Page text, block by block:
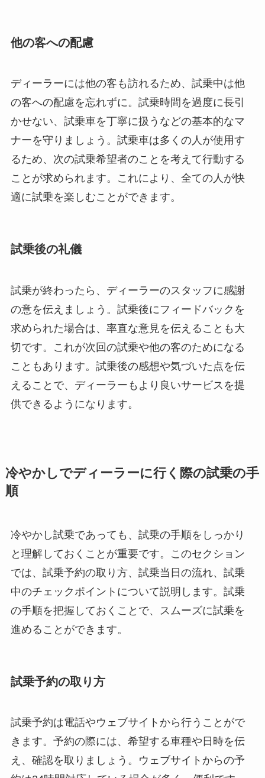
他の客への配慮
ディーラーには他の客も訪れるため、試乗中は他
の客への配慮を忘れずに。試乗時間を過度に長引
かせない、試乗車を丁寧に扱うなどの基本的なマ
ナーを守りましょう。試乗車は多くの人が使用す
るため、次の試乗希望者のことを考えて行動する
ことが求められます。これにより、全ての人が快
適に試乗を楽しむことができます。
試乗後の礼儀
試乗が終わったら、ディーラーのスタッフに感謝
の意を伝えましょう。試乗後にフィードバックを
求められた場合は、率直な意見を伝えることも大
切です。これが次回の試乗や他の客のためになる
こともあります。試乗後の感想や気づいた点を伝
えることで、ディーラーもより良いサービスを提
供できるようになります。
冷やかしでディーラーに行く際の試乗の手
順
冷やかし試乗であっても、試乗の手順をしっかり
と理解しておくことが重要です。このセクション
では、試乗予約の取り方、試乗当日の流れ、試乗
中のチェックポイントについて説明します。試乗
の手順を把握しておくことで、スムーズに試乗を
進めることができます。
試乗予約の取り方
試乗予約は電話やウェブサイトから行うことがで
きます。予約の際には、希望する車種や日時を伝
え、確認を取りましょう。ウェブサイトからの予